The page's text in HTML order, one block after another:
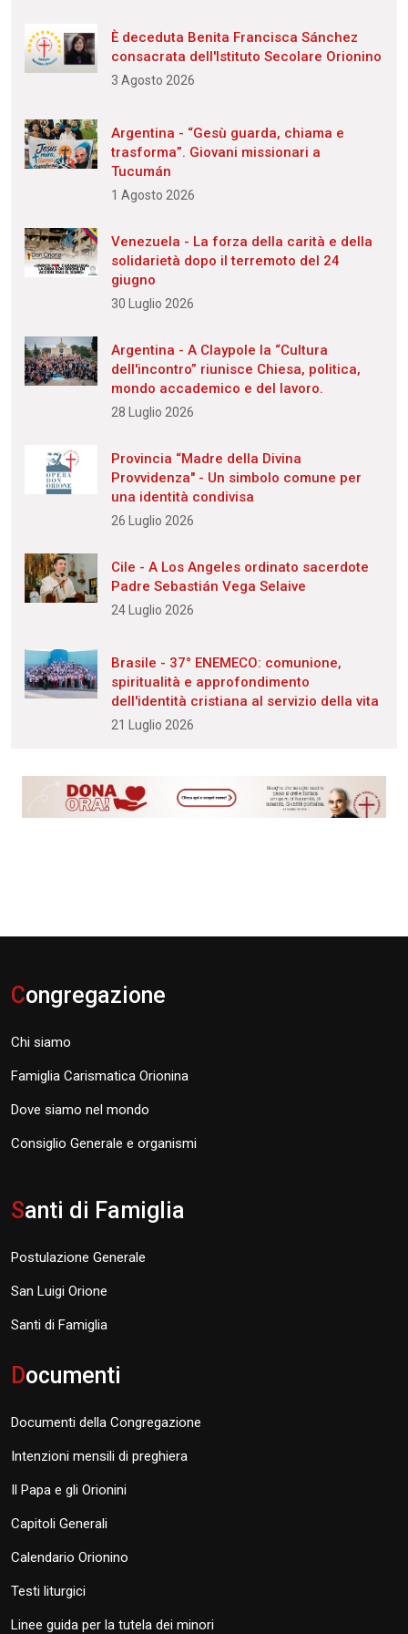
È deceduta Benita Francisca Sánchez
consacrata dell'Istituto Secolare Orionino
3 Agosto 2026
Argentina - “Gesù guarda, chiama e
trasforma”. Giovani missionari a
Tucumán
1 Agosto 2026
Venezuela - La forza della carità e della
solidarietà dopo il terremoto del 24
giugno
30 Luglio 2026
Argentina - A Claypole la “Cultura
dell'incontro” riunisce Chiesa, politica,
mondo accademico e del lavoro.
28 Luglio 2026
Provincia “Madre della Divina
Provvidenza" - Un simbolo comune per
una identità condivisa
26 Luglio 2026
Cile - A Los Angeles ordinato sacerdote
Padre Sebastián Vega Selaive
24 Luglio 2026
Brasile - 37° ENEMECO: comunione,
spiritualità e approfondimento
dell'identità cristiana al servizio della vita
21 Luglio 2026
Congregazione
Chi siamo
Famiglia Carismatica Orionina
Dove siamo nel mondo
Consiglio Generale e organismi
Santi di Famiglia
Postulazione Generale
San Luigi Orione
Santi di Famiglia
Documenti
Documenti della Congregazione
Intenzioni mensili di preghiera
Il Papa e gli Orionini
Capitoli Generali
Calendario Orionino
Testi liturgici
Linee guida per la tutela dei minori